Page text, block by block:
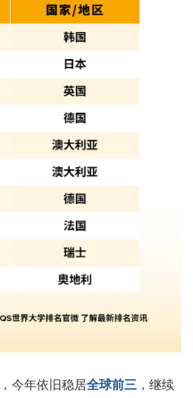
，今年依旧稳居全球前三 ，继续